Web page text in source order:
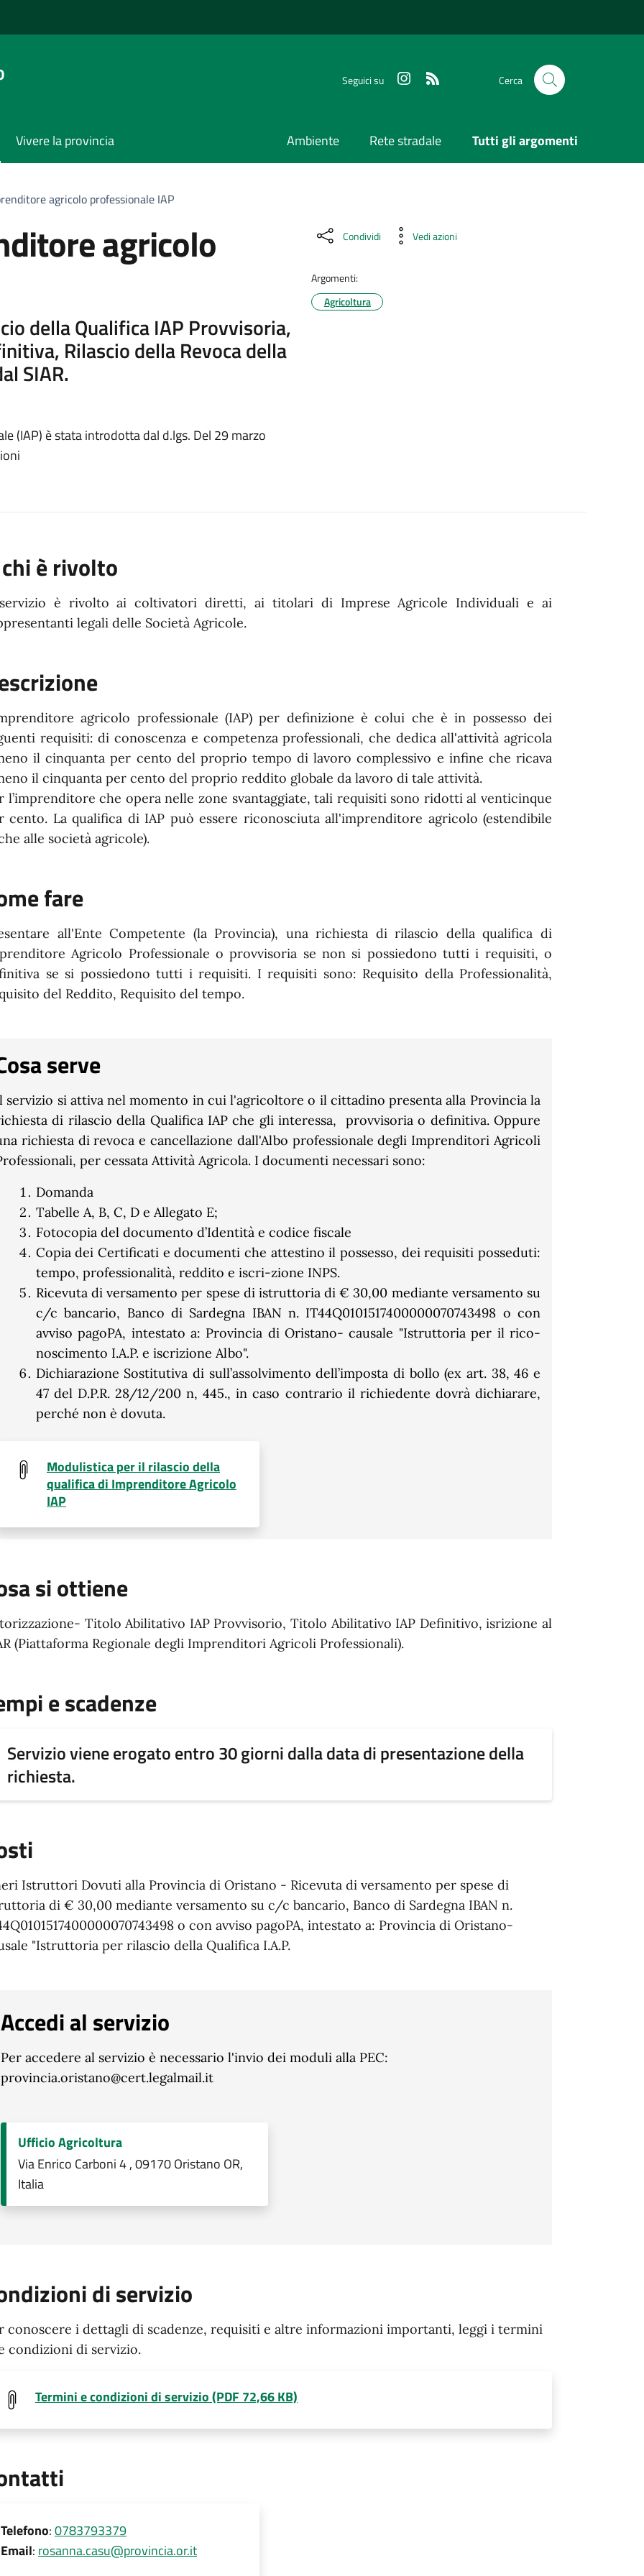
Seguici su Cerca
Vivere la provincia Ambiente Rete stradale Tutti gli argomenti
agricolo professionale IAP
agricolo
della Qualifica IAP Provvisoria,
Rilascio della Revoca della
SIAR.
(IAP) è stata introdotta dal d.lgs. Del 29 marzo
Condividi Vedi azioni
Argomenti:
Agricoltura
è rivolto
è rivolto ai coltivatori diretti, ai titolari di Imprese Agricole Individuali e ai
legali delle Società Agricole.
agricolo professionale (IAP) per definizione è colui che è in possesso dei
requisiti: di conoscenza e competenza professionali, che dedica all'attività agricola
il cinquanta per cento del proprio tempo di lavoro complessivo e infine che ricava
il cinquanta per cento del proprio reddito globale da lavoro di tale attività.
l’imprenditore che opera nelle zone svantaggiate, tali requisiti sono ridotti al venticinque
cento. La qualifica di IAP può essere riconosciuta all'imprenditore agricolo (estendibile
alle società agricole).
fare
all'Ente Competente (la Provincia), una richiesta di rilascio della qualifica di
Agricolo Professionale o provvisoria se non si possiedono tutti i requisiti, o
se si possiedono tutti i requisiti. I requisiti sono: Requisito della Professionalità,
del Reddito, Requisito del tempo.
serve
servizio si attiva nel momento in cui l'agricoltore o il cittadino presenta alla Provincia la
di rilascio della Qualifica IAP che gli interessa, provvisoria o definitiva. Oppure
richiesta di revoca e cancellazione dall'Albo professionale degli Imprenditori Agricoli
per cessata Attività Agricola. I documenti necessari sono:
Domanda
Tabelle A, B, C, D e Allegato E;
Fotocopia del documento d’Identità e codice fiscale
Copia dei Certificati e documenti che attestino il possesso, dei requisiti posseduti:
tempo, professionalità, reddito e iscri-zione INPS.
Ricevuta di versamento per spese di istruttoria di € 30,00 mediante versamento su
c/c bancario, Banco di Sardegna IBAN n. IT44Q0101517400000070743498 o con
avviso pagoPA, intestato a: Provincia di Oristano- causale "Istruttoria per il rico-
noscimento I.A.P. e iscrizione Albo".
Dichiarazione Sostitutiva di sull’assolvimento dell’imposta di bollo (ex art. 38, 46 e
47 del D.P.R. 28/12/200 n, 445., in caso contrario il richiedente dovrà dichiarare,
perché non è dovuta.
Modulistica per il rilascio della
qualifica di Imprenditore Agricolo
IAP
si ottiene
Titolo Abilitativo IAP Provvisorio, Titolo Abilitativo IAP Definitivo, isrizione al
(Piattaforma Regionale degli Imprenditori Agricoli Professionali).
e scadenze
Servizio viene erogato entro 30 giorni dalla data di presentazione della
richiesta.
Istruttori Dovuti alla Provincia di Oristano - Ricevuta di versamento per spese di
di € 30,00 mediante versamento su c/c bancario, Banco di Sardegna IBAN n.
o con avviso pagoPA, intestato a: Provincia di Oristano-
"Istruttoria per rilascio della Qualifica I.A.P.
Accedi al servizio
Per accedere al servizio è necessario l'invio dei moduli alla PEC:
provincia.oristano@cert.legalmail.it
Ufficio Agricoltura
Via Enrico Carboni 4 , 09170 Oristano OR,
Italia
di servizio
conoscere i dettagli di scadenze, requisiti e altre informazioni importanti, leggi i termini
condizioni di servizio.
Termini e condizioni di servizio (PDF 72,66 KB)
Telefono:0783793379
Email: rosanna.casu@provincia.or.it